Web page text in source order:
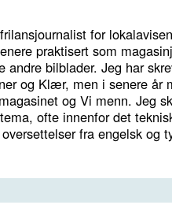
for
praktisert som
andre bilblader. Jeg har
og Klær, men i senere år
og Vi menn. Jeg
ofte innenfor det
fra engelsk og